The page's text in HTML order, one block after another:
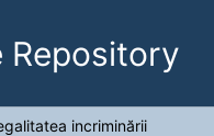
Repository
incriminării